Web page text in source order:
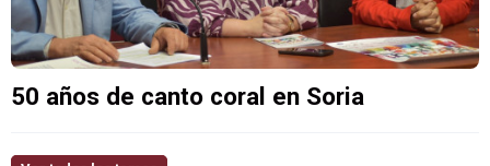
50 años de canto coral en Soria